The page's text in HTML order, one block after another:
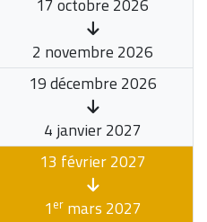
17 octobre 2026
2 novembre 2026
19 décembre 2026
4 janvier 2027
13 février 2027
1ermars 2027